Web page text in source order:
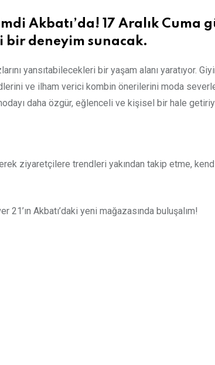
Akbatı’da! 17 Aralık Cuma
bir deneyim sunacak.
yansıtabilecekleri bir yaşam alanı yaratıyor.
ve ilham verici kombin önerilerini moda
daha özgür, eğlenceli ve kişisel bir hale
ziyaretçilere trendleri yakından takip etme,
Akbatı’daki yeni mağazasında buluşalım!